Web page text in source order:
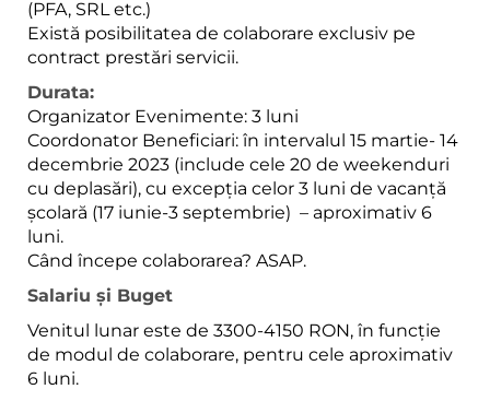
(PFA, SRL etc.)
Există posibilitatea de colaborare exclusiv pe
contract prestări servicii.
Durata:
Organizator Evenimente: 3 luni
Coordonator Beneficiari: în intervalul 15 martie- 14
decembrie 2023 (include cele 20 de weekenduri
cu deplasări), cu excepția celor 3 luni de vacanță
școlară (17 iunie-3 septembrie) – aproximativ 6
luni.
Când începe colaborarea? ASAP.
Salariu și Buget
Venitul lunar este de 3300-4150 RON, în funcție
de modul de colaborare, pentru cele aproximativ
6 luni.